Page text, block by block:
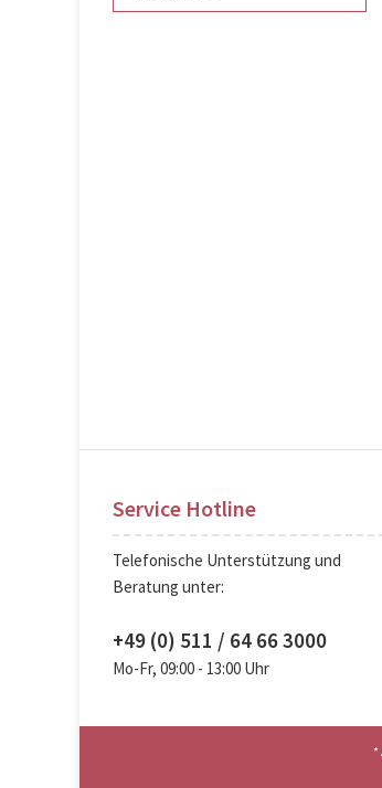
Service Hotline
Telefonische Unterstützung und
Beratung unter:
+49 (0) 511 / 64 66 3000
Mo-Fr, 09:00 - 13:00 Uhr
*